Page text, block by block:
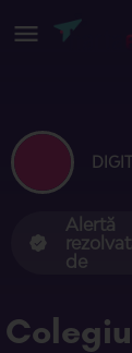
Alertă
de